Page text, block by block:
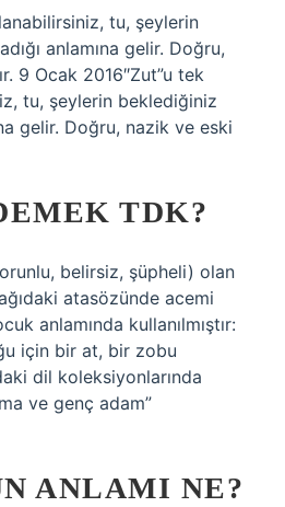
tu, şeylerin
anlamına gelir. Doğru,
9 Ocak 2016″Zut”u tek
tu, şeylerin beklediğiniz
gelir. Doğru, nazik ve eski
TDK?
belirsiz, şüpheli) olan
atasözünde acemi
anlamında kullanılmıştır:
için bir at, bir zobu
dil koleksiyonlarında
ve genç adam”
ANLAMI NE?